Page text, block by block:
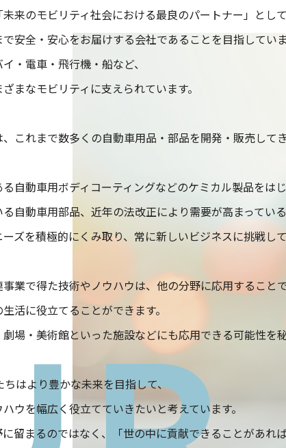
来のモビリティ社会における最良のパートナー」として
安全・安心をお届けする会社であることを目指していま
・電車・飛行機・船など、
まなモビリティに支えられています。
これまで数多くの自動車用品・部品を開発・販売してき
自動車用ボディコーティングなどのケミカル製品をはじ
自動車用部品、近年の法改正により需要が高まってい
ズを積極的にくみ取り、常に新しいビジネスに挑戦して
業で得た技術やノウハウは、他の分野に応用することで
活に役立てることができます。
場・美術館といった施設などにも応用できる可能性を秘
ちはより豊かな未来を目指して、
ウを幅広く役立てていきたいと考えています。
留まるのではなく、「世の中に貢献できることがあれ